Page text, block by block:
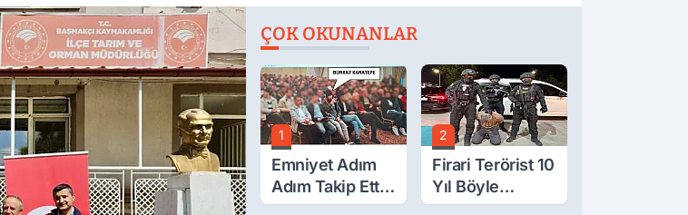
ÇOK OKUNANLAR
1
Emniyet Adım
Adım Takip Etti.
Firari FETÖ'cü
2
Firari Terörist 10
Yıl Böyle
Saklanmış: İşte